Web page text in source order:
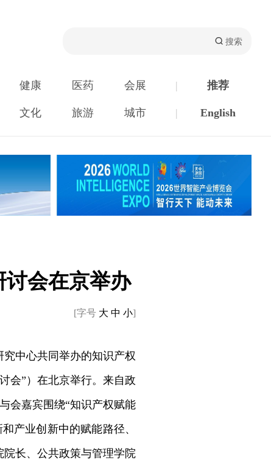
健康 医药 会展 | 推荐
文化 旅游 城市 | English
会在京举办
[字号 大 中 小]
中心共同举办的知识产权
会”）在北京举行。来自政
会嘉宾围绕“知识产权赋能
产业创新中的赋能路径、
长、公共政策与管理学院